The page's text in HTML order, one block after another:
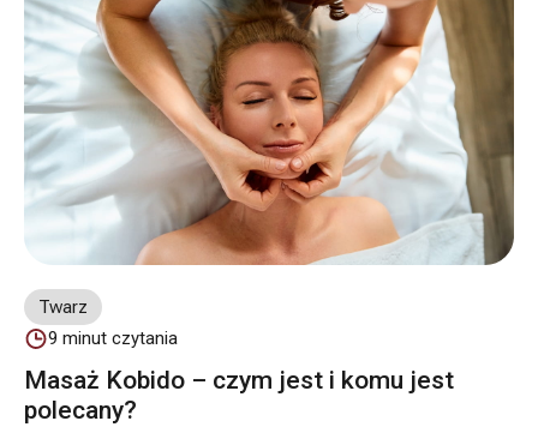
skóry do odnowy, poprawę jej jakości i pracę nad
konkretnymi problemami, takimi jak zmarszczki, blizny
czy utrata napięcia.
Twarz
9 minut czytania
Masaż Kobido – czym jest i komu jest
polecany?